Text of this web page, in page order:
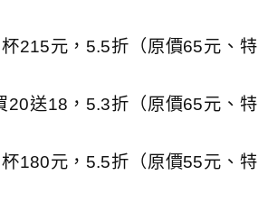
杯215元，5.5折（原價65元、特
20送18，5.3折（原價65元、特
杯180元，5.5折（原價55元、特